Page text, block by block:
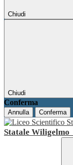
Chiudi
Chiudi
Conferma
Annulla Conferma
Statale Wiligelmo